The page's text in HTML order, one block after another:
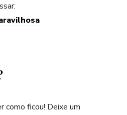
como ficou! Deixe um